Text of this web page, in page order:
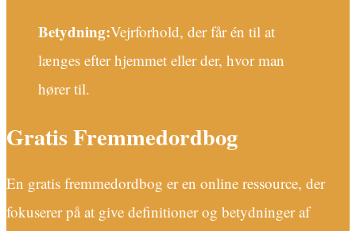
Betydning:Vejrforhold, der får én til at
længes efter hjemmet eller der, hvor man
hører til.
Gratis Fremmedordbog
En gratis fremmedordbog er en online ressource, der
fokuserer på at give definitioner og betydninger af